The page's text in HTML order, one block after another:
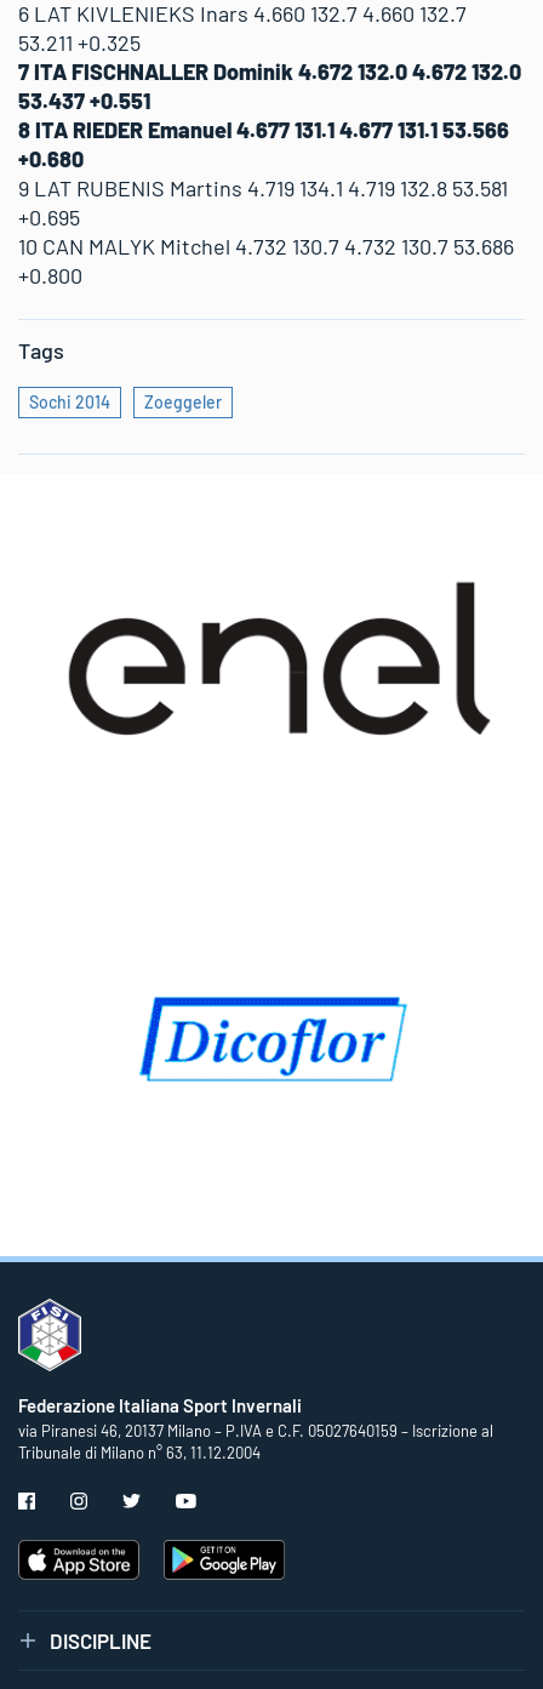
6 LAT KIVLENIEKS Inars 4.660 132.7 4.660 132.7
53.211 +0.325
7 ITA FISCHNALLER Dominik 4.672 132.0 4.672 132.0
53.437 +0.551
8 ITA RIEDER Emanuel 4.677 131.1 4.677 131.1 53.566
+0.680
9 LAT RUBENIS Martins 4.719 134.1 4.719 132.8 53.581
+0.695
10 CAN MALYK Mitchel 4.732 130.7 4.732 130.7 53.686
+0.800
Tags
Sochi 2014 Zoeggeler
Federazione Italiana Sport Invernali
via Piranesi 46, 20137 Milano – P.IVA e C.F. 05027640159 – Iscrizione al
Tribunale di Milano n° 63, 11.12.2004
DISCIPLINE